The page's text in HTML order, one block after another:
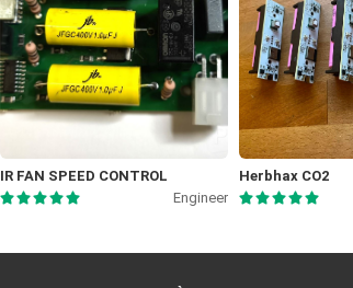
IR FAN SPEED CONTROL
Engineer
Herbhax CO2